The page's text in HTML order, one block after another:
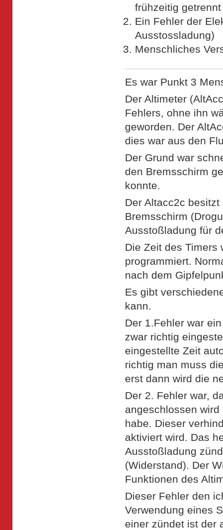
frühzeitig
Ein Fehler der
Ausstossladung)
Menschliches
Es war Punkt 3
Der Altimeter
Fehlers, ohne ihn
geworden. Der
dies war aus den
Der Grund war
den Bremsschirm
konnte.
Der Altacc2c
Bremsschirm
Ausstoßladung für
Die Zeit des Timers
programmiert.
nach dem
Es gibt
kann.
Der 1.Fehler war
zwar richtig
eingestellte Zeit
richtig man muss
erst dann wird die
Der 2. Fehler war,
angeschlossen
habe. Dieser
aktiviert wird. Das
Ausstoßladung
(Widerstand). Der
Funktionen des
Dieser Fehler den
Verwendung eines
einer zündet ist der